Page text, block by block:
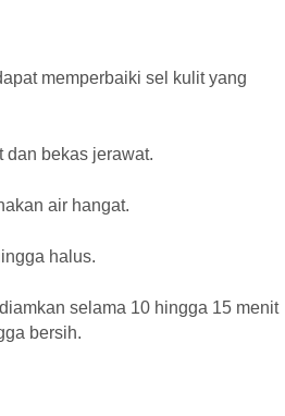
memperbaiki sel kulit yang
dan bekas jerawat.
air hangat.
halus.
selama 10 hingga 15 menit
bersih.